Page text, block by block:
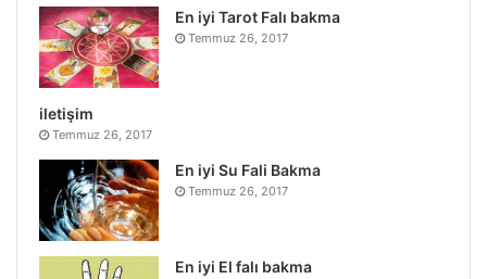
En iyi Tarot Falı bakma
Temmuz 26, 2017
iletişim
Temmuz 26, 2017
En iyi Su Fali Bakma
Temmuz 26, 2017
En iyi El falı bakma